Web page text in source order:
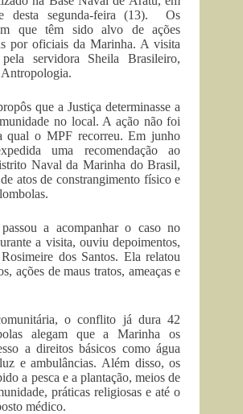
desta segunda-feira (13). Os
que têm sido alvo de ações
por oficiais da Marinha. A visita
servidora Sheila Brasileiro,
que a Justiça determinasse a
no local. A ação não foi
qual o MPF recorreu. Em junho
uma recomendação ao
Naval da Marinha do Brasil,
atos de constrangimento físico e
a acompanhar o caso no
a visita, ouviu depoimentos,
dos Santos. Ela relatou
ações de maus tratos, ameaças e
o conflito já dura 42
alegam que a Marinha os
a direitos básicos como água
e ambulâncias. Além disso, os
a pesca e a plantação, meios de
práticas religiosas e até o
médico.